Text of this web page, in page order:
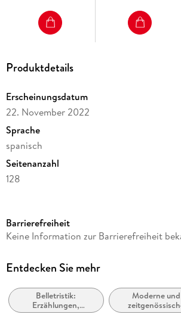
Produktdetails
Erscheinungsdatum
22. November 2022
Sprache
spanisch
Seitenanzahl
128
Autor/Autorin
Verlag/Hersteller
Produktart
kartoniert
Barrierefreiheit
Keine Information zur Barrierefreiheit
Entdecken Sie mehr
Belletristik:
Erzählungen,
Kurzgeschichten,
Moderne und
Belletristik: